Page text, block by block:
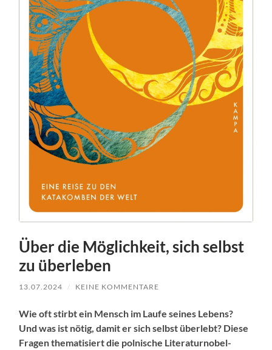
Über die Möglichkeit, sich selbst
zu überleben
13.07.2024 / KEINE KOMMENTARE
Wie oft stirbt ein Men­sch im Laufe seines Lebens?
Und was ist nötig, damit er sich selb­st über­lebt? Diese
Fra­gen the­ma­tisiert die pol­nis­che Lit­er­aturnobel­